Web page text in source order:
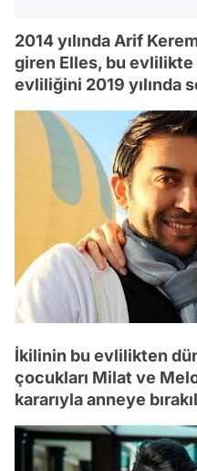
2014 yılında Arif
giren Elles, bu evlilikte
evliliğini 2019 yılında
İkilinin bu evlilikten
çocukları Milat ve
kararıyla anneye